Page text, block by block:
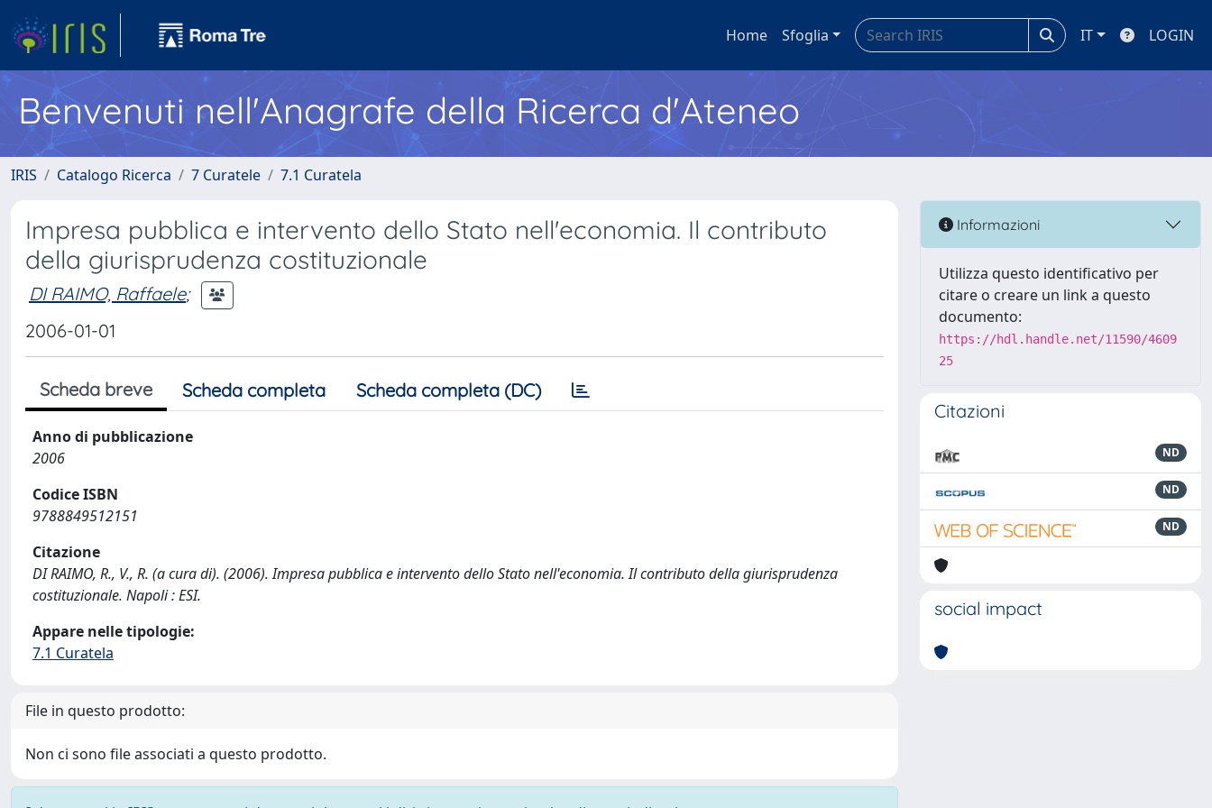
Home Sfoglia IT LOGIN
Benvenuti nell'Anagrafe della Ricerca d'Ateneo
IRIS Catalogo Ricerca 7 Curatele 7.1 Curatela
Impresa pubblica e intervento dello Stato nell'economia. Il contributo
della giurisprudenza costituzionale
DI RAIMO, Raffaele;
2006-01-01
Scheda breve Scheda completa Scheda completa (DC)
Anno di pubblicazione
2006
Codice ISBN
9788849512151
Citazione
DI RAIMO, R., V., R. (a cura di). (2006). Impresa pubblica e intervento dello Stato nell'economia. Il contributo della giurisprudenza
costituzionale. Napoli : ESI.
Appare nelle tipologie:
7.1 Curatela
File in questo prodotto:
Non ci sono file associati a questo prodotto.
Informazioni
Utilizza questo identificativo per
citare o creare un link a questo
documento:
https://hdl.handle.net/11590/4609
25
Citazioni
ND
ND
ND
social impact